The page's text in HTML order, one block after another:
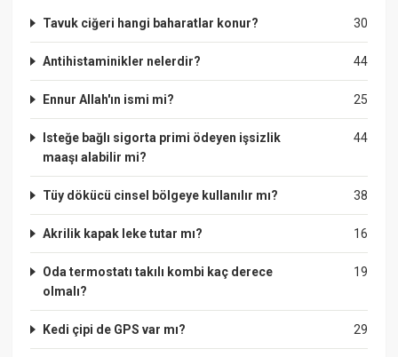
30
Tavuk ciğeri hangi baharatlar konur?
44
Antihistaminikler nelerdir?
25
Ennur Allah'ın ismi mi?
44
Isteğe bağlı sigorta primi ödeyen işsizlik
maaşı alabilir mi?
38
Tüy dökücü cinsel bölgeye kullanılır mı?
16
Akrilik kapak leke tutar mı?
19
Oda termostatı takılı kombi kaç derece
olmalı?
29
Kedi çipi de GPS var mı?